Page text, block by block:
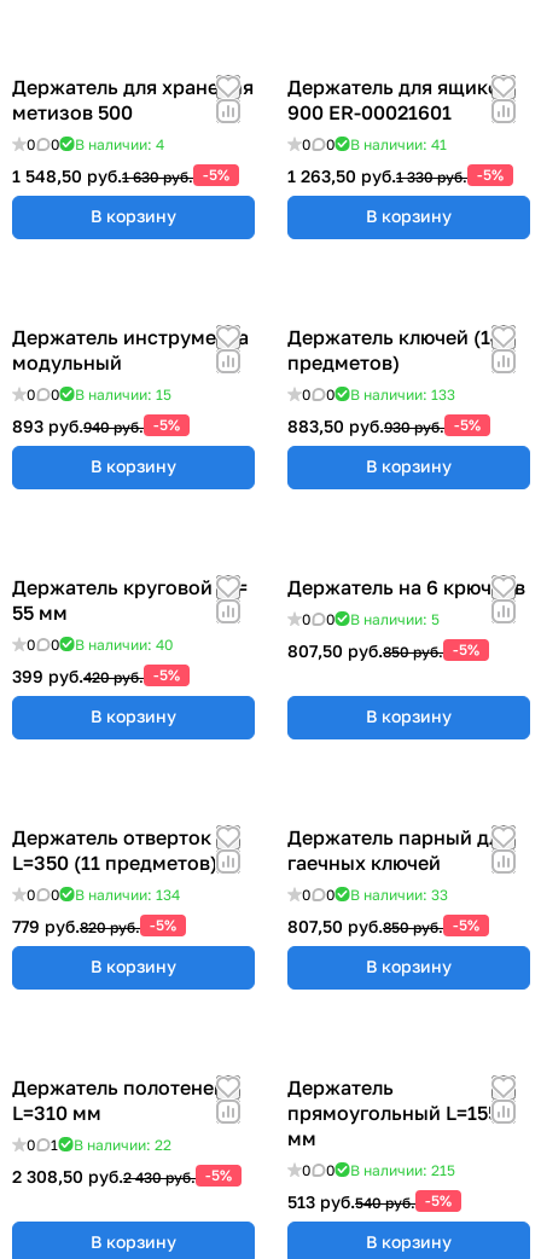
Держатель для хранения
метизов 500
0 0 В наличии: 4
1 548,50 руб.1 630 руб. -5%
В корзину
Держатель для ящиков
900 ER-00021601
0 0 В наличии: 41
1 263,50 руб.1 330 руб. -5%
В корзину
Держатель инструмента
модульный
0 0 В наличии: 15
893 руб.940 руб. -5%
В корзину
Держатель ключей (14
предметов)
0 0 В наличии: 133
883,50 руб.930 руб. -5%
В корзину
Держатель круговой Ø =
55 мм
0 0 В наличии: 40
399 руб.420 руб. -5%
В корзину
Держатель на 6 крючков
0 0 В наличии: 5
807,50 руб.850 руб. -5%
В корзину
Держатель отверток
L=350 (11 предметов)
0 0 В наличии: 134
779 руб.820 руб. -5%
В корзину
Держатель парный для
гаечных ключей
0 0 В наличии: 33
807,50 руб.850 руб. -5%
В корзину
Держатель полотенец
L=310 мм
0 1 В наличии: 22
2 308,50 руб.2 430 руб. -5%
В корзину
Держатель
прямоугольный L=155
мм
0 0 В наличии: 215
513 руб.540 руб. -5%
В корзину